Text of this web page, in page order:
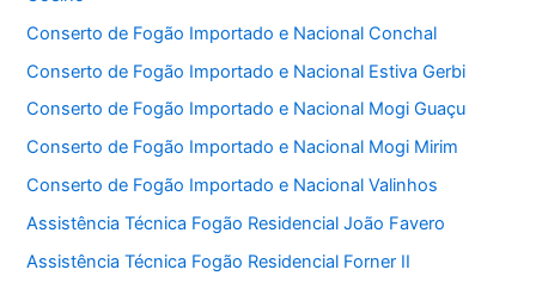
Conserto de Fogão Importado e Nacional Conchal
Conserto de Fogão Importado e Nacional Estiva Gerbi
Conserto de Fogão Importado e Nacional Mogi Guaçu
Conserto de Fogão Importado e Nacional Mogi Mirim
Conserto de Fogão Importado e Nacional Valinhos
Assistência Técnica Fogão Residencial João Favero
Assistência Técnica Fogão Residencial Forner II